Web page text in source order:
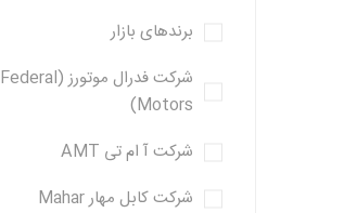
برندهای بازار
شرکت فدرال موتورز (Federal
Motors)
شرکت آ ام تی AMT
شرکت کابل مهار Mahar